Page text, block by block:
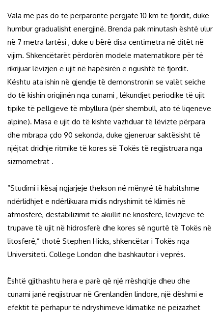
Vala më pas do të përparonte përgjatë 10 km të fjordit, duke
humbur gradualisht energjinë. Brenda pak minutash është ulur
në 7 metra lartësi , duke u bërë disa centimetra në ditët në
vijim. Shkencëtarët përdorën modele matematikore për të
rikrijuar lëvizjen e ujit në hapësirën e ngushtë të fjordit.
Kështu ata ishin në gjendje të demonstronin se valët seiche
do të kishin origjinën nga cunami , lëkundjet periodike të ujit
tipike të pellgjeve të mbyllura (për shembull, ato të liqeneve
alpine). Masa e ujit do të kishte vazhduar të lëvizte përpara
dhe mbrapa çdo 90 sekonda, duke gjeneruar saktësisht të
njëjtat dridhje ritmike të kores së Tokës të regjistruara nga
sizmometrat .
“Studimi i kësaj ngjarjeje thekson në mënyrë të habitshme
ndërlidhjet e ndërlikuara midis ndryshimit të klimës në
atmosferë, destabilizimit të akullit në kriosferë, lëvizjeve të
trupave të ujit në hidrosferë dhe kores së ngurtë të Tokës në
litosferë,” thotë Stephen Hicks, shkencëtar i Tokës nga
Universiteti. College London dhe bashkautor i veprës.
Është gjithashtu hera e parë që një rrëshqitje dheu dhe
cunami janë regjistruar në Grenlandën lindore, një dëshmi e
efektit të përhapur të ndryshimeve klimatike në peizazhet